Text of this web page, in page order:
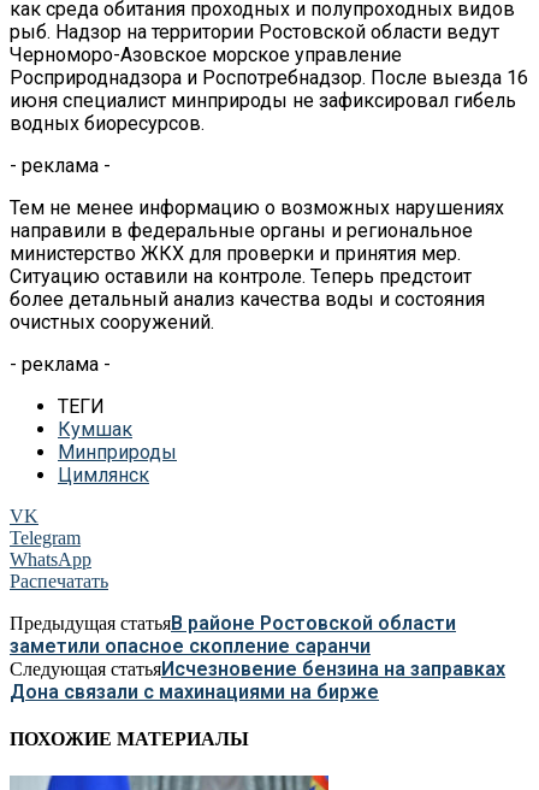
как среда обитания проходных и полупроходных видов
рыб. Надзор на территории Ростовской области ведут
Черноморо-Азовское морское управление
Росприроднадзора и Роспотребнадзор. После выезда 16
июня специалист минприроды не зафиксировал гибель
водных биоресурсов.
- реклама -
Тем не менее информацию о возможных нарушениях
направили в федеральные органы и региональное
министерство ЖКХ для проверки и принятия мер.
Ситуацию оставили на контроле. Теперь предстоит
более детальный анализ качества воды и состояния
очистных сооружений.
- реклама -
ТЕГИ
Кумшак
Минприроды
Цимлянск
VK
Telegram
WhatsApp
Распечатать
Предыдущая статьяВ районе Ростовской области
заметили опасное скопление саранчи
Следующая статьяИсчезновение бензина на заправках
Дона связали с махинациями на бирже
ПОХОЖИЕ МАТЕРИАЛЫ